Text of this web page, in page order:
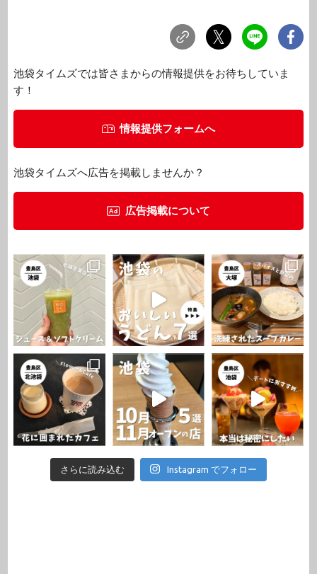
池袋タイムズでは皆さまからの情報提供をお待ちしていま
す！
情報提供フォームへ
池袋タイムズへ広告を掲載しませんか？
広告掲載について
さらに読み込む Instagram でフォロー